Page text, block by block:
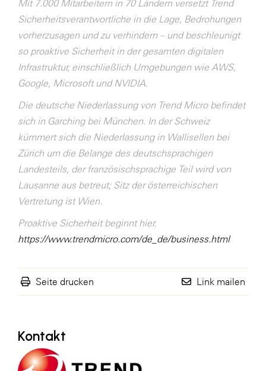
Mit 7.000 Mitarbeitern in 70 Ländern versetzt Trend
Sicherheitsverantwortliche in die Lage, Bedrohungen
vorherzusagen und zu verhindern – und beschleunigt
so proaktive Sicherheit in der gesamten digitalen
Infrastruktur, einschließlich Umgebungen wie AWS,
Google, Microsoft und NVIDIA.
Die deutsche Niederlassung von Trend Micro befindet
sich in Garching bei München. In der Schweiz
kümmert sich die Niederlassung in Wallisellen bei
Zürich um die Belange des deutschsprachigen
Landesteils, der französischsprachige Teil wird von
Lausanne aus betreut; Sitz der österreichischen
Vertretung ist Wien.
Proaktive Sicherheit beginnt hier.
https://www.trendmicro.com/de_de/business.html
Seite drucken Link mailen
Kontakt